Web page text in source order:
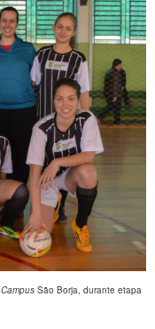
Campus São Borja, durante etapa